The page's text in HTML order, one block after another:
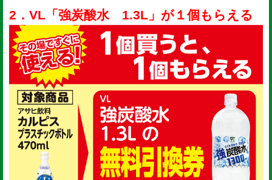
2．VL「強炭酸水 1.3L」が１個もらえる